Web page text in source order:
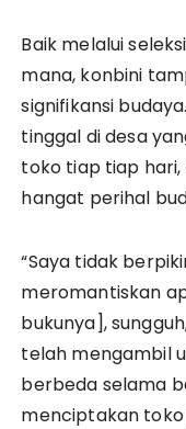
Baik melalui
mana, konbini
signifikansi
tinggal di desa
toko tiap tiap
hangat perihal
“Saya tidak
meromantiskan
bukunya],
telah mengambil
berbeda selama
menciptakan toko